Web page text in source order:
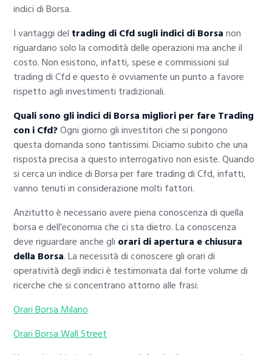
indici di Borsa.
I vantaggi del trading di Cfd sugli indici di Borsanon
riguardano solo la comodità delle operazioni ma anche il
costo. Non esistono, infatti, spese e commissioni sul
trading di Cfd e questo è ovviamente un punto a favore
rispetto agli investimenti tradizionali.
Quali sono gli indici di Borsa migliori per fare Trading
con i Cfd?Ogni giorno gli investitori che si pongono
questa domanda sono tantissimi. Diciamo subito che una
risposta precisa a questo interrogativo non esiste. Quando
si cerca un indice di Borsa per fare trading di Cfd, infatti,
vanno tenuti in considerazione molti fattori.
Anzitutto è necessario avere piena conoscenza di quella
borsa e dell’economia che ci sta dietro. La conoscenza
deve riguardare anche gli orari di apertura e chiusura
della Borsa. La necessità di conoscere gli orari di
operatività degli indici è testimoniata dal forte volume di
ricerche che si concentrano attorno alle frasi:
Orari Borsa Milano
Orari Borsa Wall Street